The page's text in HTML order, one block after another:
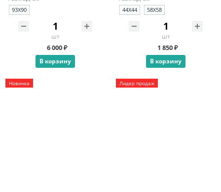
93X90
шт
6 000 ₽
В корзину
44X44 58X58
шт
1 850 ₽
В корзину
Новинка Лидер продаж